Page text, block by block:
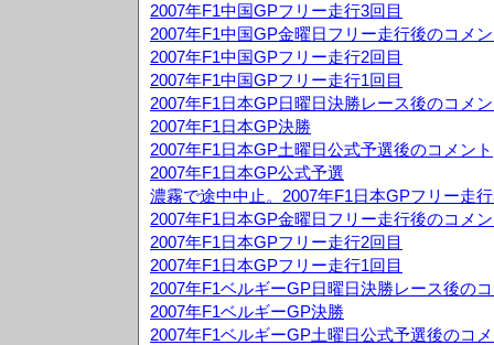
2007年F1中国GPフリー走行3回目
2007年F1中国GP金曜日フリー走行後のコメ
2007年F1中国GPフリー走行2回目
2007年F1中国GPフリー走行1回目
2007年F1日本GP日曜日決勝レース後のコメ
2007年F1日本GP決勝
2007年F1日本GP土曜日公式予選後のコメント
2007年F1日本GP公式予選
濃霧で途中中止。2007年F1日本GPフリー走
2007年F1日本GP金曜日フリー走行後のコメ
2007年F1日本GPフリー走行2回目
2007年F1日本GPフリー走行1回目
2007年F1ベルギーGP日曜日決勝レース後の
2007年F1ベルギーGP決勝
2007年F1ベルギーGP土曜日公式予選後のコ